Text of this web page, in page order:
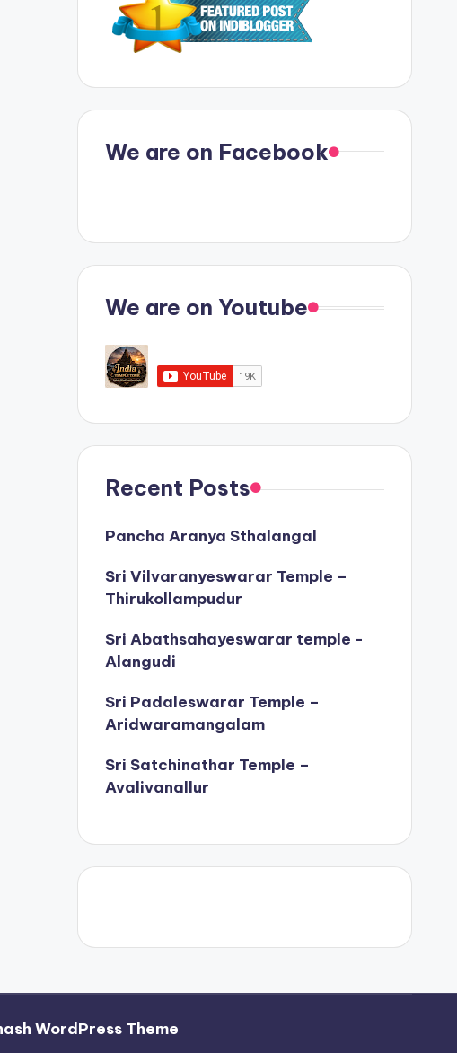
We are on Facebook
We are on Youtube
Recent Posts
Pancha Aranya Sthalangal
Sri Vilvaranyeswarar Temple –
Thirukollampudur
Sri Abathsahayeswarar temple -
Alangudi
Sri Padaleswarar Temple –
Aridwaramangalam
Sri Satchinathar Temple –
Avalivanallur
WordPress Theme